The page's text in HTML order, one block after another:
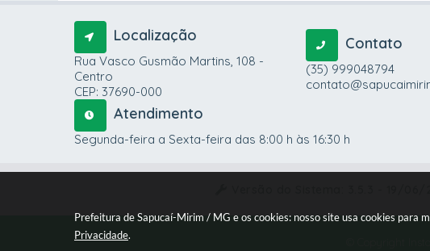
Prefeitura de Sapucaí-Mirim / MG e os cookies: nosso site usa cookies para
Privacidade.
Localização
Rua Vasco Gusmão Martins, 108 -
Centro
CEP: 37690-000
Contato
(35) 999048794
Atendimento
Segunda-feira a Sexta-feira das 8:00 h às 16:30 h